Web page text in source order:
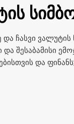
ჩასვი ვალუტის
შესაბამისი
და